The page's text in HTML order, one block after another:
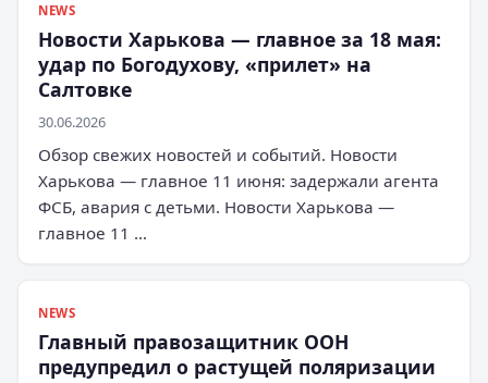
NEWS
Новости Харькова — главное за 18 мая:
удар по Богодухову, «прилет» на
Салтовке
30.06.2026
Обзор свежих новостей и событий. Новости
Харькова — главное 11 июня: задержали агента
ФСБ, авария с детьми. Новости Харькова —
главное 11 …
NEWS
Главный правозащитник ООН
предупредил о растущей поляризации